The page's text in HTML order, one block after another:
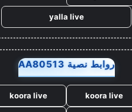
yalla live
روابط نصية AA80513
koora live
koora live